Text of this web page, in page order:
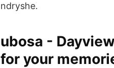
ndryshe.
ubosa -
for your